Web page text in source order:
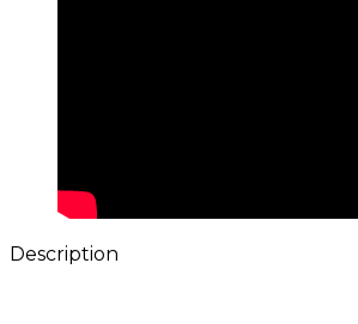
Description